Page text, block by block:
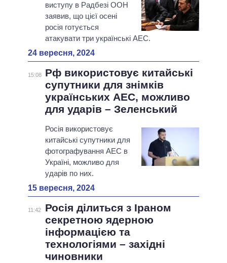
виступу в Радбезі ООН
заявив, що цієї осені
росія готується
атакувати три українські АЕС.
24 вересня, 2024
15:08
Рф використовує китайські
супутники для знімків
українських АЕС, можливо
для ударів – Зеленський
Росія використовує
китайські супутники для
фотографування АЕС в
Україні, можливо для
ударів по них.
15 вересня, 2024
11:42
Росія ділиться з Іраном
секретною ядерною
інформацією та
технологіями – західні
чиновники